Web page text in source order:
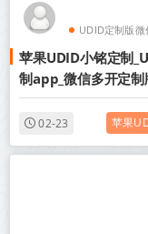
UDID定制版微
苹果UDID定
苹果UDID小铭定制
制app_微信多开定制
02-23 苹果